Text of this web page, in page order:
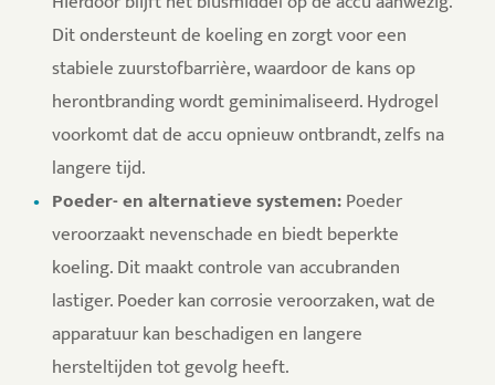
Dit ondersteunt de koeling en zorgt voor een
stabiele zuurstofbarrière, waardoor de kans op
herontbranding wordt geminimaliseerd. Hydrogel
voorkomt dat de accu opnieuw ontbrandt, zelfs na
langere tijd.
Poeder- en alternatieve systemen:Poeder
veroorzaakt nevenschade en biedt beperkte
koeling. Dit maakt controle van accubranden
lastiger. Poeder kan corrosie veroorzaken, wat de
apparatuur kan beschadigen en langere
hersteltijden tot gevolg heeft.